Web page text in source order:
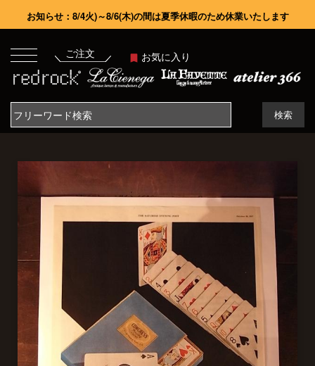
お知らせ：8/4火)～8/6(木)の間は夏季休暇のため休業いたします
ご注文 お気に入り
検索